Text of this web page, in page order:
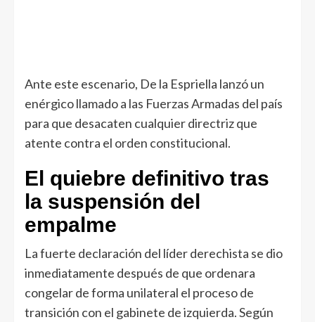
Ante este escenario, De la Espriella lanzó un
enérgico llamado a las Fuerzas Armadas del país
para que desacaten cualquier directriz que
atente contra el orden constitucional.
El quiebre definitivo tras
la suspensión del
empalme
La fuerte declaración del líder derechista se dio
inmediatamente después de que ordenara
congelar de forma unilateral el proceso de
transición con el gabinete de izquierda. Según